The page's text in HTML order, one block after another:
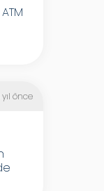
yıl önce